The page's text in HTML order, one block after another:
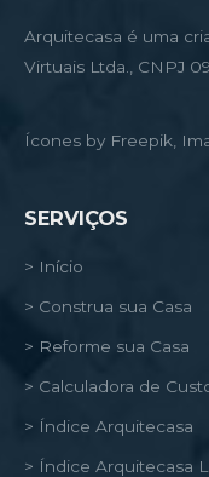
Arquitecasa é uma
Virtuais Ltda., CNPJ
Ícones by Freepik,
SERVIÇOS
> Início
> Construa sua Casa
> Reforme sua Casa
> Calculadora de
> Índice Arquitecasa
> Índice Arquitecasa